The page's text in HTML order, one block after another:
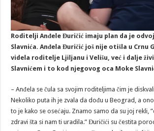
Roditelji Anđele Đuričić imaju plan da je
Slavnića. Anđela Đuričić još nije otišla u Crnu
videla roditelje Ljiljanu i Velišu, već i dalje
Slavnićem i to kod njegovog oca Moke
– Anđela se čula sa svojim roditeljima čim je
Nekoliko puta ih je zvala da dođu u Beograd, a
to je kako se osećaju. Znamo samo da su joj rekli,
zdravi šta si nam ti uradila.” Đuričići su čestita